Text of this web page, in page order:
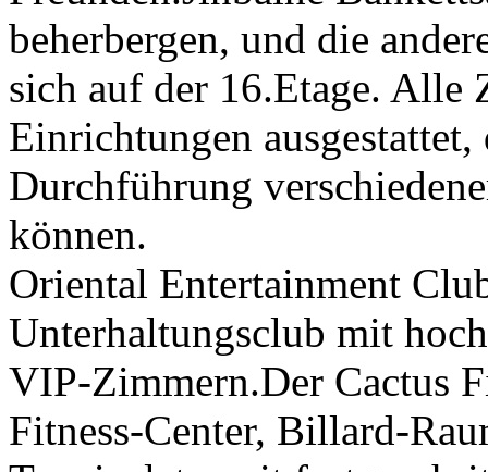
beherbergen, und die
sich auf der 16.Etage. Alle
Einrichtungen
Durchführung
können.
Oriental Entertainment
Unterhaltungsclub mit
VIP-Zimmern.Der Cactus
Fitness-Center, Billard-